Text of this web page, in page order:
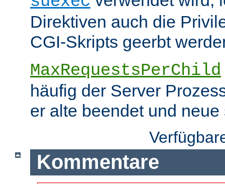
Direktiven auch die
CGI-Skripts geerbt
MaxRequestsPerChild
häufig der Server
er alte beendet und neue
Kommentare